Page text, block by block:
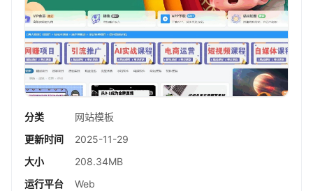
分类
网站模板
更新时间
2025-11-29
大小
208.34MB
运行平台
Web